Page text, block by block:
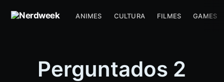
ANIMES CULTURA FILMES GAMES
Perguntados 2